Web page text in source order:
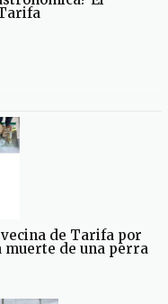
de Tarifa por
de una perra